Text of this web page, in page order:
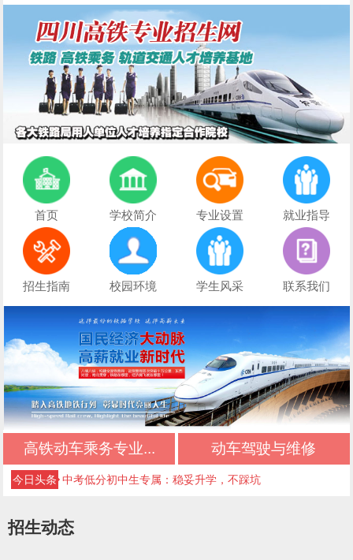
首页 学校简介 专业设置 就业指导
招生指南 校园环境 学生风采 联系我们
高铁动车乘务专业... 动车驾驶与维修
今日头条
初中生择校必看：正规文凭+优质管理+升学保障
初中三年落幕，新的升学旅程从此开启
不想读普高、不想打工？初中生的第三条出路
中考低分初中生专属：稳妥升学，不踩坑
招生动态